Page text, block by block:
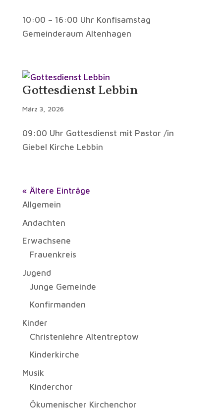
10:00 – 16:00 Uhr Konfisamstag
Gemeinderaum Altenhagen
Gottesdienst Lebbin
März 3, 2026
09:00 Uhr Gottesdienst mit Pastor /in
Giebel Kirche Lebbin
« Ältere Einträge
Allgemein
Andachten
Erwachsene
Frauenkreis
Jugend
Junge Gemeinde
Konfirmanden
Kinder
Christenlehre Altentreptow
Kinderkirche
Musik
Kinderchor
Ökumenischer Kirchenchor